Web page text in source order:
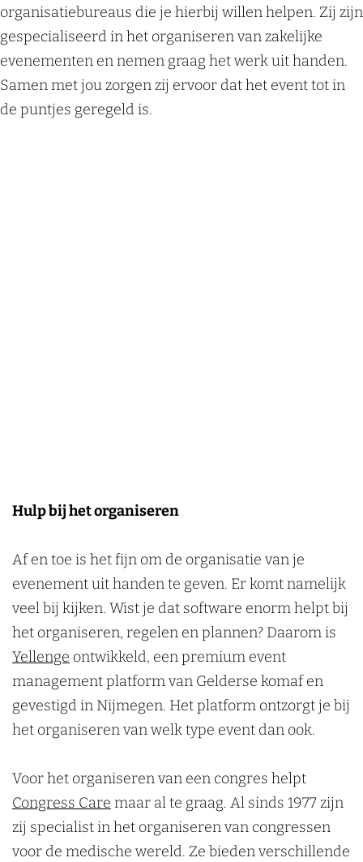
organisatiebureaus die je hierbij willen helpen. Zij zijn
gespecialiseerd in het organiseren van zakelijke
evenementen en nemen graag het werk uit handen.
Samen met jou zorgen zij ervoor dat het event tot in
de puntjes geregeld is.
Hulp bij het organiseren
Af en toe is het fijn om de organisatie van je
evenement uit handen te geven. Er komt namelijk
veel bij kijken. Wist je dat software enorm helpt bij
het organiseren, regelen en plannen? Daarom is
Yellenge ontwikkeld, een premium event
management platform van Gelderse komaf en
gevestigd in Nijmegen. Het platform ontzorgt je bij
het organiseren van welk type event dan ook.
Voor het organiseren van een congres helpt
Congress Care maar al te graag. Al sinds 1977 zijn
zij specialist in het organiseren van congressen
voor de medische wereld. Ze bieden verschillende